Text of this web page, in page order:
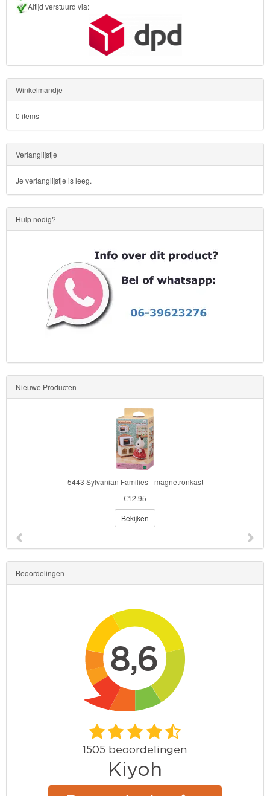
Kinderkamer
Altijd verstuurd via:
Winkelmandje
0 items
Verlanglijstje
Je verlanglijstje is leeg.
Hulp nodig?
Nieuwe Producten
5443 Sylvanian Families - magnetronkast
€12.95
Bekijken
Beoordelingen